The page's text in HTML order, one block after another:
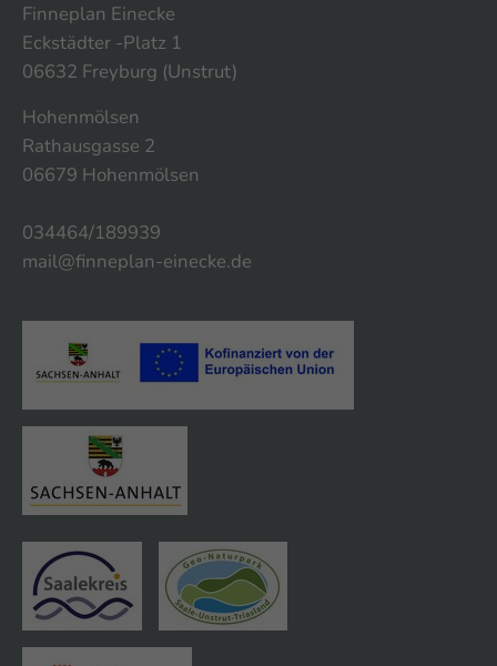
Finneplan Einecke
Eckstädter -Platz 1
06632 Freyburg (Unstrut)
Hohenmölsen
Rathausgasse 2
06679 Hohenmölsen
034464/189939
mail@finneplan-einecke.de